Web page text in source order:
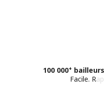
100 000+
Facile.